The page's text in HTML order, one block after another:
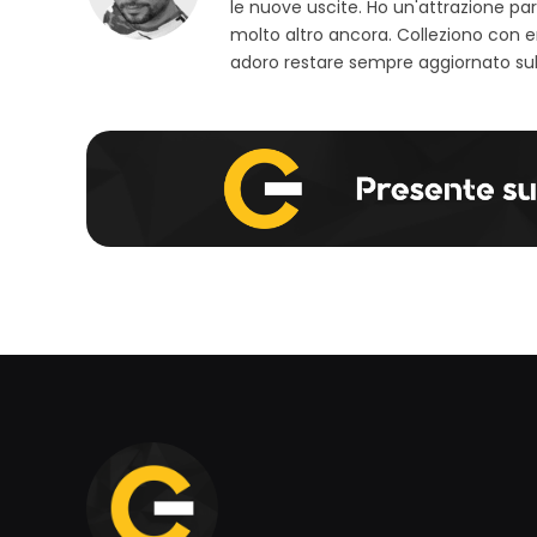
le nuove uscite. Ho un'attrazione
molto altro ancora. Colleziono con
adoro restare sempre aggiornato